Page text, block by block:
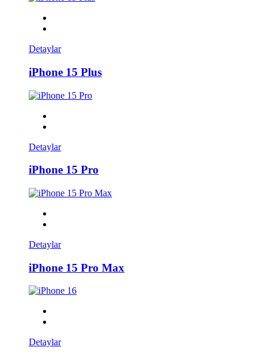
Detaylar
iPhone 15 Plus
Detaylar
iPhone 15 Pro
Detaylar
iPhone 15 Pro Max
Detaylar